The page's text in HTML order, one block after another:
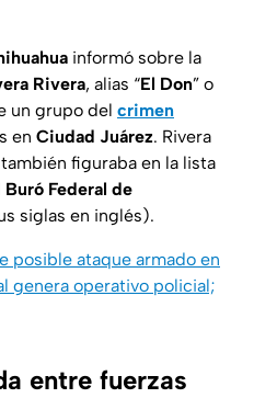
informó sobre la
Rivera, alias “El Don” o
un grupo del crimen
en Ciudad Juárez. Rivera
figuraba en la lista
Buró Federal de
siglas en inglés).
posible ataque armado en
genera operativo policial;
entre fuerzas